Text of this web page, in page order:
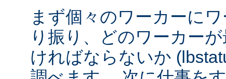
まず個々のワーカーに
り振り、どのワーカー
ければならないか